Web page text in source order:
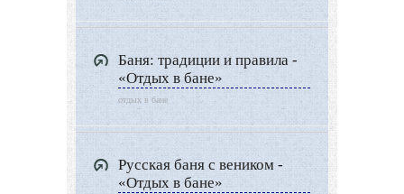
Баня: традиции и правила -
«Отдых в бане»
отдых в бане
Русская баня с веником -
«Отдых в бане»